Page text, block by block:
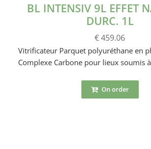
BL INTENSIV 9L EFFET
DURC. 1L
€ 459.06
Vitrificateur Parquet polyuréthane en
Complexe Carbone pour lieux soumis
On order